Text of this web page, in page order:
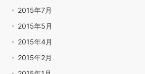
2015年7月
2015年5月
2015年4月
2015年2月